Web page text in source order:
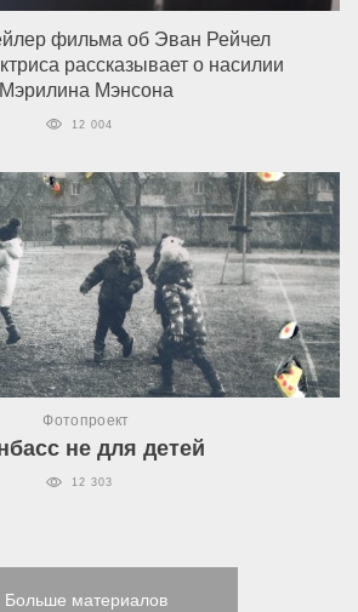
фильма об Эван Рейчел
рассказывает о насилии
Мэрилина Мэнсона
12 004
Фотопроект
не для детей
12 303
Больше материалов